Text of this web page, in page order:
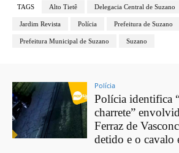
TAGS Alto Tietê Delegacia Central de Suzano
Jardim Revista Polícia Prefeitura de Suzano
Prefeitura Municipal de Suzano Suzano
Polícia
Polícia identifica
charrete”
Ferraz de
detido e o cavalo